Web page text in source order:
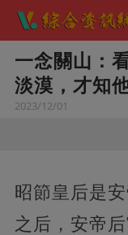
一念關山：
淡漠，才知
2023/12/01
昭節皇后是
之后，安帝